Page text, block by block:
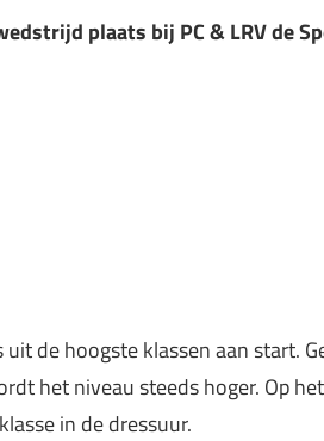
plaats bij PC & LRV de
de hoogste klassen aan start.
het niveau steeds hoger. Op
in de dressuur.